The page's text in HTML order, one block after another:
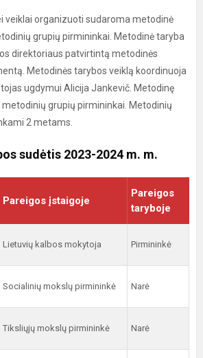
veiklai organizuoti sudaroma metodinė
grupių pirmininkai. Metodinė taryba
direktoriaus patvirtintą metodinės
Metodinės tarybos veiklą koordinuoja
ugdymui Alicija Jankevič. Metodinę
grupių pirmininkai. Metodinių
2 metams.
sudėtis 2023-2024 m. m.
Pareigos įstaigoje
Pareigos
taryboje
Lietuvių kalbos mokytoja Pirmininkė
Socialinių mokslų pirmininkė Narė
Tiksliųjų mokslų pirmininkė Narė